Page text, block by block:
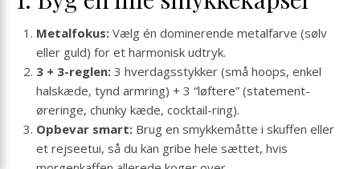
Metalfokus: Vælg én dominerende metalfarve (sølv
eller guld) for et harmonisk udtryk.
3 + 3-reglen: 3 hverdagsstykker (små hoops, enkel
halskæde, tynd armring) + 3 “løftere” (statement-
øreringe, chunky kæde, cocktail-ring).
Opbevar smart: Brug en smykkemåtte i skuffen eller
et rejseetui, så du kan gribe hele sættet, hvis